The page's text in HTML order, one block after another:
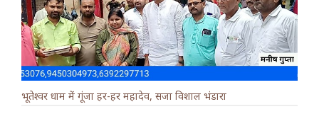
भूतेश्वर धाम में गूंजा हर-हर महादेव, सजा विशाल भंडारा